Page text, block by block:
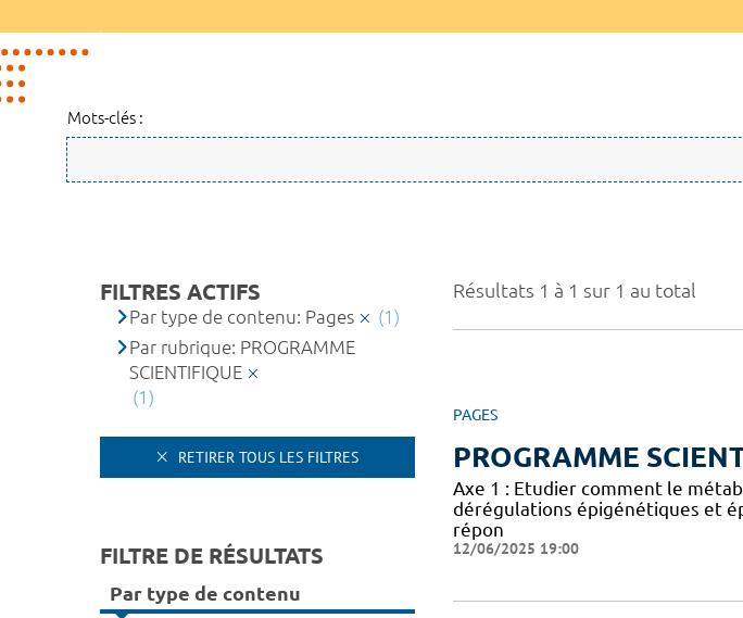
Mots-clés :
Résultats 1 à 1 sur 1 au total
PAGES
PROGRAMME
Axe 1 : Etudier comment le
dérégulations épigénétiques et
répon
12/06/2025 19:00
FILTRES ACTIFS
Par type de contenu: Pages
(1)
Par rubrique: PROGRAMME
SCIENTIFIQUE
(1)
RETIRER TOUS LES FILTRES
FILTRE DE RÉSULTATS
Par type de contenu